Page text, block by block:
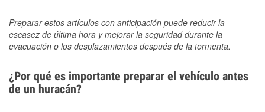
Preparar estos artículos con anticipación puede reducir la
escasez de última hora y mejorar la seguridad durante la
evacuación o los desplazamientos después de la tormenta.
¿Por qué es importante preparar el vehículo antes
de un huracán?